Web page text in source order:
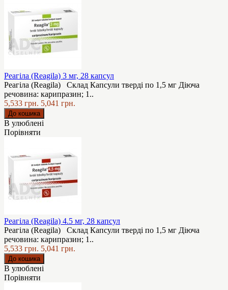
Реагіла (Reagila) 3 мг, 28 капсул
Реагіла (Reagila) Склад Капсули тверді по 1,5 мг Діюча
речовина: карипразин; 1..
5,533 грн. 5,041 грн.
В улюблені
Порівняти
Реагіла (Reagila) 4.5 мг, 28 капсул
Реагіла (Reagila) Склад Капсули тверді по 1,5 мг Діюча
речовина: карипразин; 1..
5,533 грн. 5,041 грн.
В улюблені
Порівняти